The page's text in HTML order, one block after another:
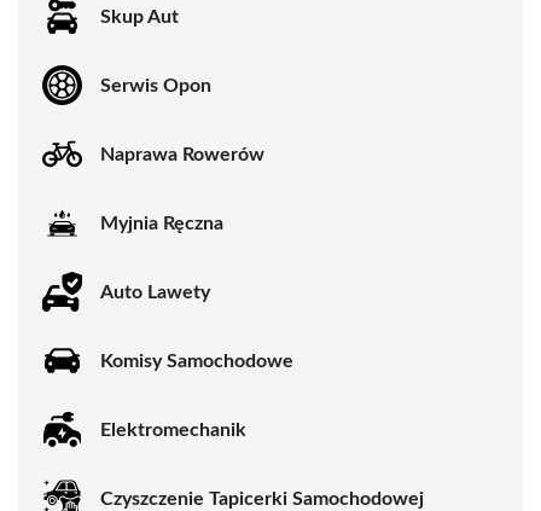
Skup Aut
Serwis Opon
Naprawa Rowerów
Myjnia Ręczna
Auto Lawety
Komisy Samochodowe
Elektromechanik
Czyszczenie Tapicerki Samochodowej